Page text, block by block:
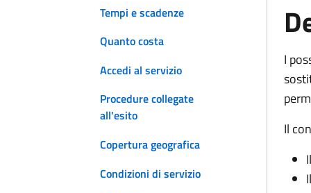
Tempi e scadenze
Quanto costa
Accedi al servizio
Procedure collegate
all'esito
Copertura geografica
Condizioni di servizio
I
Il